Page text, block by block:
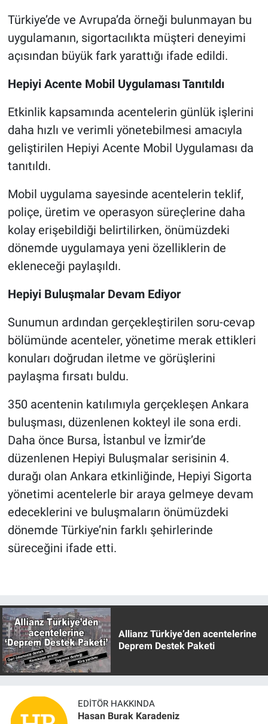
Türkiye’de ve Avrupa’da örneği bulunmayan bu
uygulamanın, sigortacılıkta müşteri deneyimi
açısından büyük fark yarattığı ifade edildi.
Hepiyi Acente Mobil Uygulaması Tanıtıldı
Etkinlik kapsamında acentelerin günlük işlerini
daha hızlı ve verimli yönetebilmesi amacıyla
geliştirilen Hepiyi Acente Mobil Uygulaması da
tanıtıldı.
Mobil uygulama sayesinde acentelerin teklif,
poliçe, üretim ve operasyon süreçlerine daha
kolay erişebildiği belirtilirken, önümüzdeki
dönemde uygulamaya yeni özelliklerin de
ekleneceği paylaşıldı.
Hepiyi Buluşmalar Devam Ediyor
Sunumun ardından gerçekleştirilen soru-cevap
bölümünde acenteler, yönetime merak ettikleri
konuları doğrudan iletme ve görüşlerini
paylaşma fırsatı buldu.
350 acentenin katılımıyla gerçekleşen Ankara
buluşması, düzenlenen kokteyl ile sona erdi.
Daha önce Bursa, İstanbul ve İzmir’de
düzenlenen Hepiyi Buluşmalar serisinin 4.
durağı olan Ankara etkinliğinde, Hepiyi Sigorta
yönetimi acentelerle bir araya gelmeye devam
edeceklerini ve buluşmaların önümüzdeki
dönemde Türkiye’nin farklı şehirlerinde
süreceğini ifade etti.
Allianz Türkiye’den acentelerine
Deprem Destek Paketi
EDITÖR HAKKINDA
Hasan Burak Karadeniz